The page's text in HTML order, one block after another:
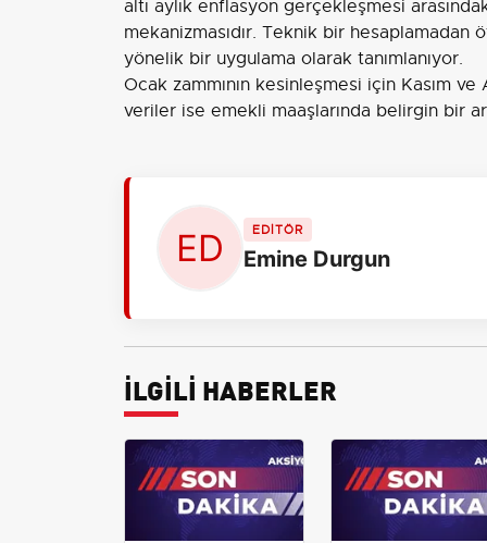
altı aylık enflasyon gerçekleşmesi
mekanizmasıdır. Teknik bir hesaplamadan
yönelik bir uygulama olarak tanımlanıyor.
Ocak zammının kesinleşmesi için Kasım
veriler ise emekli maaşlarında belirgin bir
EDİTÖR
Emine Durgun
İLGİLİ HABERLER